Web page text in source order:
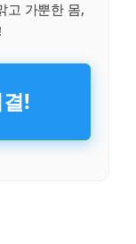
고 가뿐한 몸,
!